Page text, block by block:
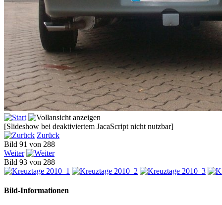
[Slideshow bei deaktiviertem JacaScript nicht nutzbar]
Zurück
Bild 91 von 288
Weiter
Bild 93 von 288
Bild-Informationen